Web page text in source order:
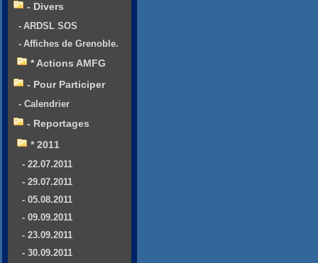
- Divers
- ARDSL SOS
- Affiches de Grenoble.
* Actions AMFG
- Pour Participer
- Calendrier
- Reportages
* 2011
- 22.07.2011
- 29.07.2011
- 05.08.2011
- 09.09.2011
- 23.09.2011
- 30.09.2011